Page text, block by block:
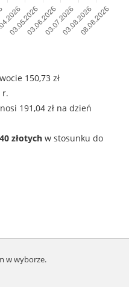
150,73 zł
r.
191,04 zł na dzień
złotych w stosunku do
w wyborze.